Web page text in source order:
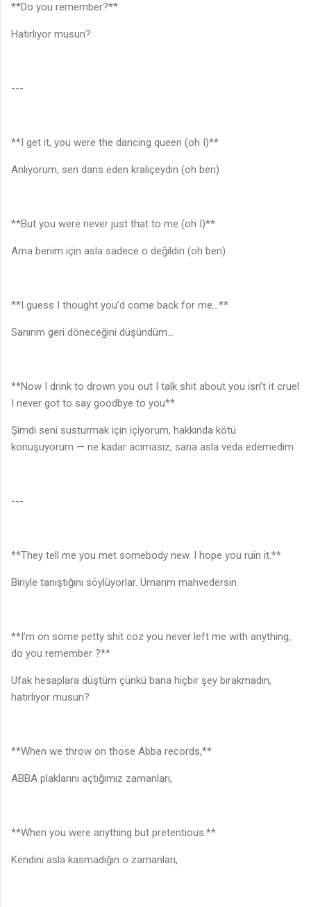
**Do you remember?**
Hatırlıyor musun?
---
**I get it, you were the dancing queen (oh I)**
Anlıyorum, sen dans eden kraliçeydin (oh ben)
**But you were never just that to me (oh I)**
Ama benim için asla sadece o değildin (oh ben)
**I guess I thought you’d come back for me…**
Sanırım geri döneceğini düşündüm...
**Now I drink to drown you out I talk shit about you isn’t it cruel
I never got to say goodbye to you**
Şimdi seni susturmak için içiyorum, hakkında kötü
konuşuyorum — ne kadar acımasız, sana asla veda edemedim.
---
**They tell me you met somebody new. I hope you ruin it.**
Biriyle tanıştığını söylüyorlar. Umarım mahvedersin.
**I’m on some petty shit coz you never left me with anything,
do you remember ?**
Ufak hesaplara düştüm çünkü bana hiçbir şey bırakmadın,
hatırlıyor musun?
**When we throw on those Abba records,**
ABBA plaklarını açtığımız zamanları,
**When you were anything but pretentious.**
Kendini asla kasmadığın o zamanları,